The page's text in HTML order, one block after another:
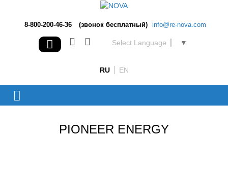
8-800-200-46-36 (звонок бесплатный) info@re-nova.com
Select Language ▼
RU EN
PIONEER ENERGY